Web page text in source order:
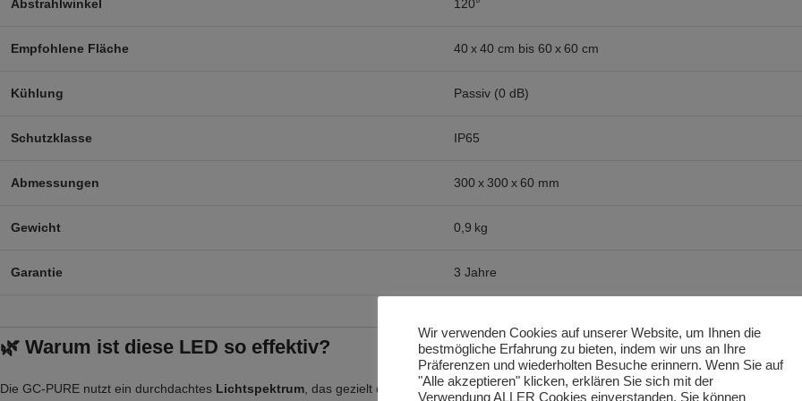
Abstrahlwinkel 120°
Empfohlene Fläche 40 x 40 cm bis 60 x 60 cm
Kühlung Passiv (0 dB)
Schutzklasse IP65
Abmessungen 300 x 300 x 60 mm
Gewicht 0,9 kg
Garantie 3 Jahre
🌿 Warum ist diese LED so effektiv?
Die GC-PURE nutzt ein durchdachtes Lichtspektrum , das gezielt die Wirkstoffproduktion (Cannabinoide, Terpene)stimuliert – vom
Wir verwenden Cookies auf unserer Website, um Ihnen die
bestmögliche Erfahrung zu bieten, indem wir uns an Ihre
Präferenzen und wiederholten Besuche erinnern. Wenn Sie auf
"Alle akzeptieren" klicken, erklären Sie sich mit der
Verwendung ALLER Cookies einverstanden. Sie können